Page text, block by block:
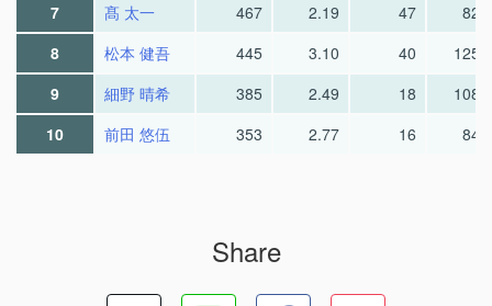
7
髙 太一 467 2.19 47
82.1
8
松本 健吾 445 3.10 40
125.0
9
細野 晴希 385 2.49 18
108.1
10
前田 悠伍 353 2.77 16 84.1
Share